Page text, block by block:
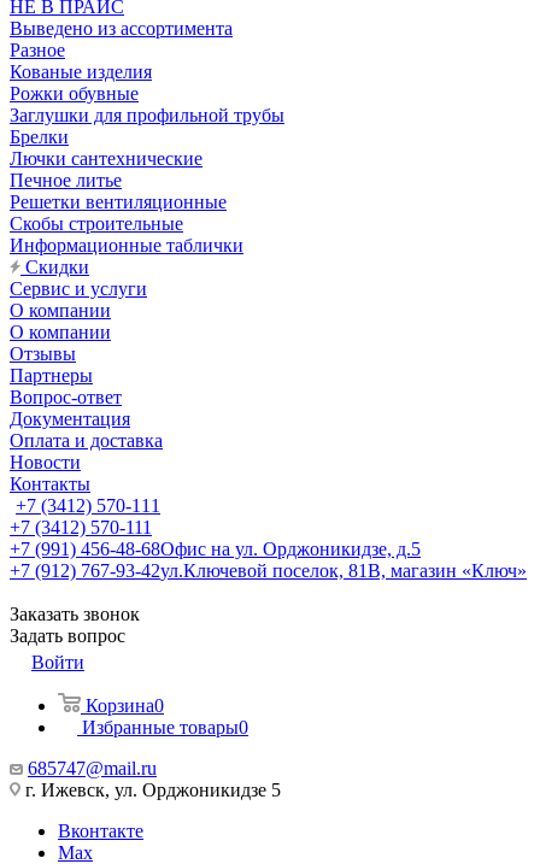
НЕ В ПРАЙС
Выведено из ассортимента
Разное
Кованые изделия
Рожки обувные
Заглушки для профильной трубы
Брелки
Лючки сантехнические
Печное литье
Решетки вентиляционные
Скобы строительные
Информационные таблички
Скидки
Сервис и услуги
О компании
О компании
Отзывы
Партнеры
Вопрос-ответ
Документация
Оплата и доставка
Новости
Контакты
+7 (3412) 570-111
+7 (3412) 570-111
+7 (991) 456-48-68Офис на ул. Орджоникидзе, д.5
+7 (912) 767-93-42ул.Ключевой поселок, 81В, магазин «Ключ»
Заказать звонок
Задать вопрос
Войти
Корзина0
Избранные товары0
685747@mail.ru
г. Ижевск, ул. Орджоникидзе 5
Вконтакте
Max